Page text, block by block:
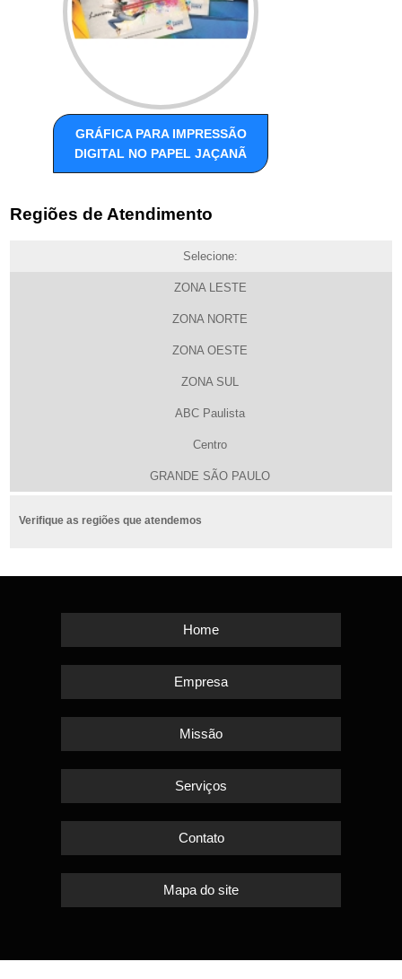
GRÁFICA PARA IMPRESSÃO
DIGITAL NO PAPEL JAÇANÃ
Regiões de Atendimento
Selecione:
ZONA LESTE
ZONA NORTE
ZONA OESTE
ZONA SUL
ABC Paulista
Centro
GRANDE SÃO PAULO
Verifique as regiões que atendemos
Home
Empresa
Missão
Serviços
Contato
Mapa do site